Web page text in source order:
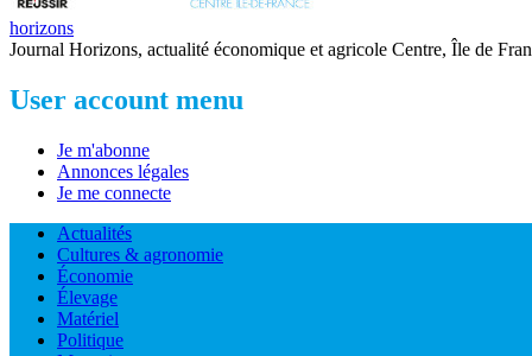
horizons
Journal Horizons, actualité économique et agricole Centre, Île de
User account menu
Je m'abonne
Annonces légales
Je me connecte
Actualités
Cultures & agronomie
Économie
Élevage
Matériel
Politique